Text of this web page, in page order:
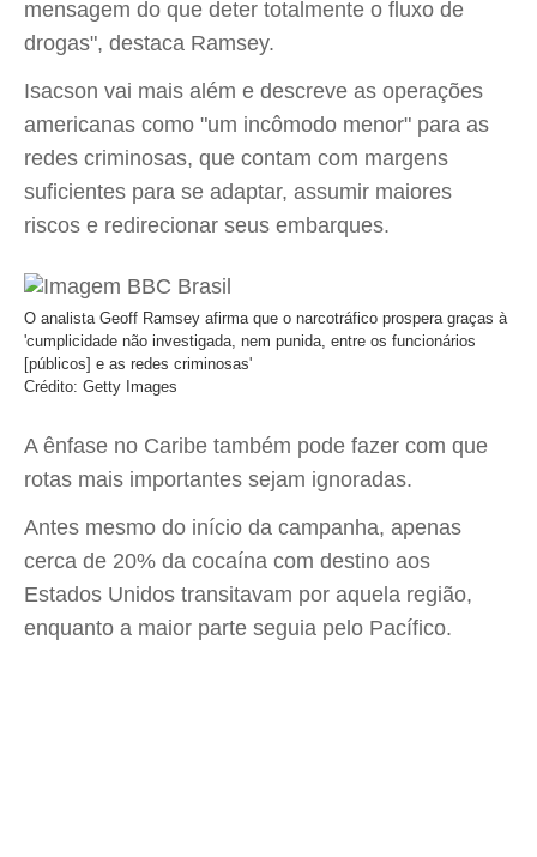
mensagem do que deter totalmente o fluxo de
drogas", destaca Ramsey.
Isacson vai mais além e descreve as operações
americanas como "um incômodo menor" para as
redes criminosas, que contam com margens
suficientes para se adaptar, assumir maiores
riscos e redirecionar seus embarques.
O analista Geoff Ramsey afirma que o narcotráfico prospera graças à
'cumplicidade não investigada, nem punida, entre os funcionários
[públicos] e as redes criminosas'
Crédito: Getty Images
A ênfase no Caribe também pode fazer com que
rotas mais importantes sejam ignoradas.
Antes mesmo do início da campanha, apenas
cerca de 20% da cocaína com destino aos
Estados Unidos transitavam por aquela região,
enquanto a maior parte seguia pelo Pacífico.